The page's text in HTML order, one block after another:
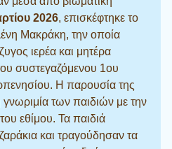
2026, επισκέφτηκε το
Μακράκη, την οποία
ιερέα και μητέρα
συστεγαζόμενου 1ου
Η παρουσία της
των παιδιών με την
εθίμου. Τα παιδιά
και τραγούδησαν τα